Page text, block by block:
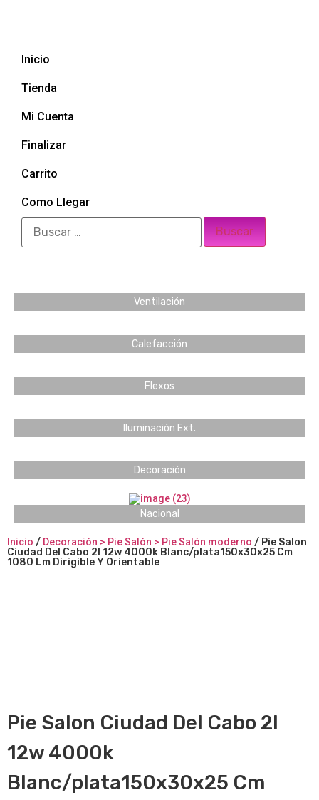
Inicio
Tienda
Mi Cuenta
Finalizar
Carrito
Como Llegar
Ventilación
Calefacción
Flexos
Iluminación Ext.
Decoración
Nacional
Inicio / Decoración > Pie Salón > Pie Salón moderno / Pie Salon
Ciudad Del Cabo 2l 12w 4000k Blanc/plata150x30x25 Cm
1080 Lm Dirigible Y Orientable
Pie Salon Ciudad Del Cabo 2l
12w 4000k
Blanc/plata150x30x25 Cm